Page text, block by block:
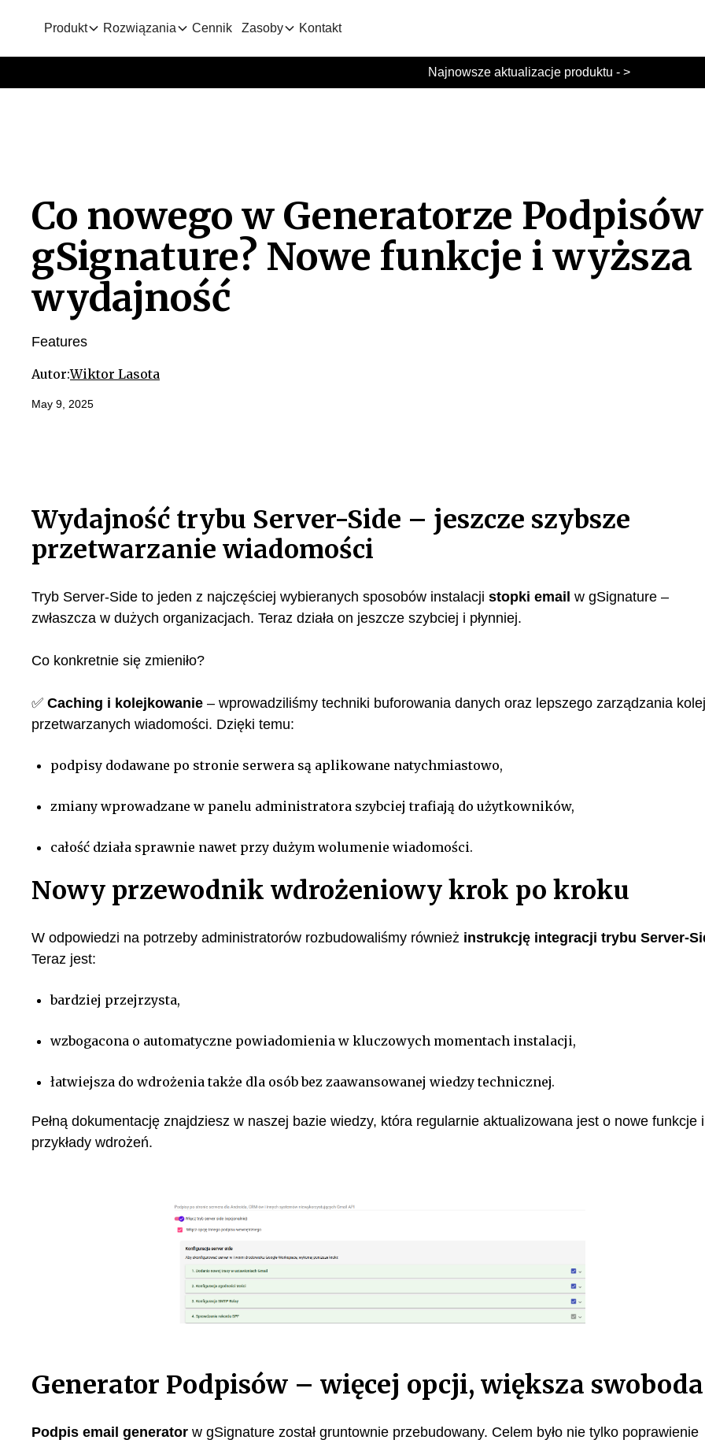
Produkt Rozwiązania Cennik Zasoby Kontakt
Najnowsze aktualizacje produktu - >
Co nowego w Generatorze Podpisów
gSignature? Nowe funkcje i wyższa
wydajność
Features
Autor:Wiktor Lasota
May 9, 2025
Wydajność trybu Server-Side – jeszcze szybsze
przetwarzanie wiadomości
Tryb Server-Side to jeden z najczęściej wybieranych sposobów instalacji stopki email w gSignature –
zwłaszcza w dużych organizacjach. Teraz działa on jeszcze szybciej i płynniej.
Co konkretnie się zmieniło?
✅ Caching i kolejkowanie – wprowadziliśmy techniki buforowania danych oraz lepszego zarządzania
przetwarzanych wiadomości. Dzięki temu:
podpisy dodawane po stronie serwera są aplikowane natychmiastowo,
zmiany wprowadzane w panelu administratora szybciej trafiają do użytkowników,
całość działa sprawnie nawet przy dużym wolumenie wiadomości.
Nowy przewodnik wdrożeniowy krok po kroku
W odpowiedzi na potrzeby administratorów rozbudowaliśmy również instrukcję integracji trybu Server-
Teraz jest:
bardziej przejrzysta,
wzbogacona o automatyczne powiadomienia w kluczowych momentach instalacji,
łatwiejsza do wdrożenia także dla osób bez zaawansowanej wiedzy technicznej.
Pełną dokumentację znajdziesz w naszej bazie wiedzy, która regularnie aktualizowana jest o nowe funkcje i
przykłady wdrożeń.
Generator Podpisów – więcej opcji, większa swoboda
Podpis email generator w gSignature został gruntownie przebudowany. Celem było nie tylko poprawienie